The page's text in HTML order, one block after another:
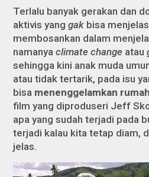
Terlalu banyak gerakan dan
aktivis yanggak bisa
membosankan dalam
namanyaclimate change atau
sehingga kini anak muda
atau tidak tertarik, pada isu
bisa menenggelamkan
film yang diproduseri Jeff
apa yang sudah terjadi pada
terjadi kalau kita tetap diam,
jelas.